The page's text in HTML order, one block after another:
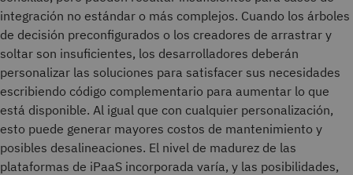
integración no estándar o más complejos. Cuando los árboles
de decisión preconfigurados o los creadores de arrastrar y
soltar son insuficientes, los desarrolladores deberán
personalizar las soluciones para satisfacer sus necesidades
escribiendo código complementario para aumentar lo que
está disponible. Al igual que con cualquier personalización,
esto puede generar mayores costos de mantenimiento y
posibles desalineaciones. El nivel de madurez de las
plataformas de iPaaS incorporada varía, y las posibilidades,